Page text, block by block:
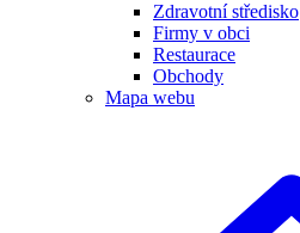
Zdravotní středisko
Firmy v obci
Restaurace
Obchody
Mapa webu